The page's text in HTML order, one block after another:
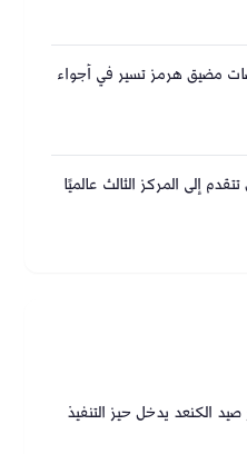
مضيق هرمز تسير في أجواء
إلى المركز الثالث عالميًا
صيد الكنعد يدخل حيز التنفيذ